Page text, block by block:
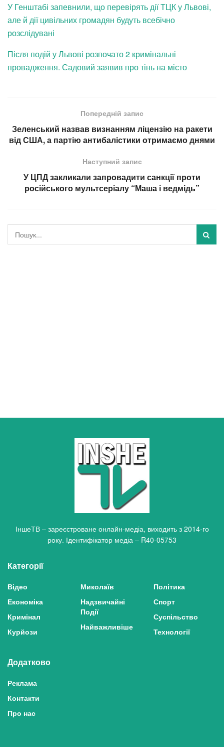
У Генштабі запевнили, що перевірять дії ТЦК у Львові,
але й дії цивільних громадян будуть всебічно
розслідувані
Після подій у Львові розпочато 2 кримінальні
провадження. Садовий заявив про тінь на місто
Попередній запис
Зеленський назвав визнанням ліцензію на ракети
від США, а партію антибалістики отримаємо днями
Наступний запис
У ЦПД закликали запровадити санкції проти
російського мультсеріалу “Маша і ведмідь”
ІншеТВ – зареєстроване онлайн-медіа, виходить з 2014-го
року. Ідентифікатор медіа – R40-05753
Категорії
Відео
Економіка
Кримінал
Курйози
Миколаїв
Надзвичайні
Події
Найважливіше
Політика
Спорт
Суспільство
Технології
Додатково
Реклама
Контакти
Про нас